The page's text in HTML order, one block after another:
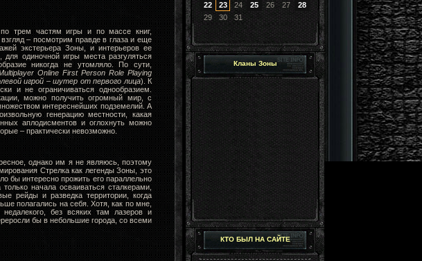
трем частям игры и по массе книг,
– посмотрим правде в глаза и еще
экстерьера Зоны, и интерьеров ее
одиночной игры места разгуляться
никогда не утомляло. По сути,
Online First Person Role Playing
игрой –шутер от первого лица). К
и не ограничиваться однообразием.
можно получить огромный мир, с
интереснейших подземелий. А
генерацию местности, какая
аплодисментов и оглохнуть можно
– практически невозможно.
однако им я не являюсь, поэтому
Стрелка как легенды Зоны, это
бы интересно прожить его параллельно
начала осваиваться сталкерами,
рейды и разведка территории, когда
полагались на себя. Хотя, как по мне,
без всяких там лазеров и
бы в небольшие города, со всеми
22
23 24 25 26 27
28
29
30 31
Кланы Зоны
КТО БЫЛ НА САЙТЕ